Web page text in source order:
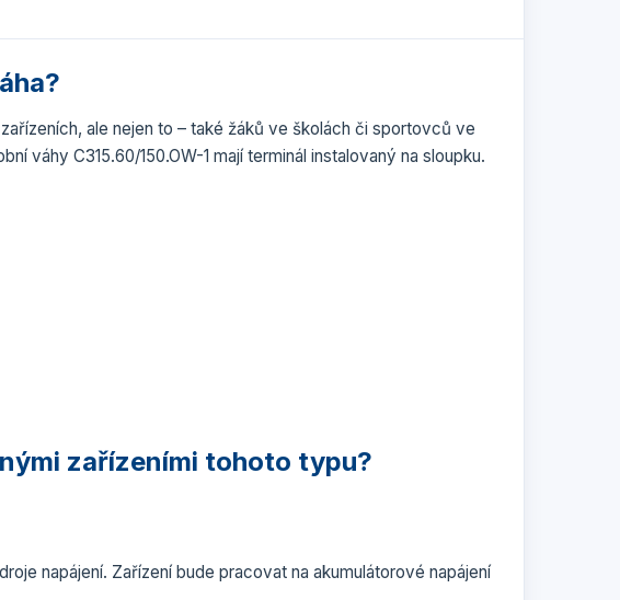
ale nejen to – také žáků ve školách či sportovců ve
váhy C315.60/150.OW-1 mají terminál instalovaný na sloupku.
zařízeními tohoto typu?
napájení. Zařízení bude pracovat na akumulátorové napájení